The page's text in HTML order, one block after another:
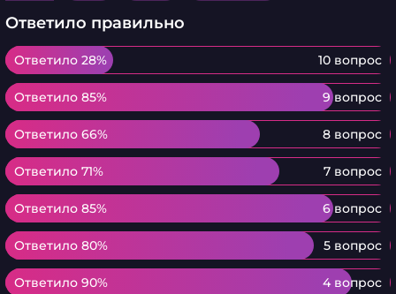
Ответило правильно
Ответило 28% 10 вопрос
Ответило 28%
Ответило 85% 9 вопрос
Ответило 85%
Ответило 66% 8 вопрос
Ответило 66%
Ответило 71% 7 вопрос
Ответило 71%
Ответило 85% 6 вопрос
Ответило 85%
Ответило 80% 5 вопрос
Ответило 80%
Ответило 90% 4 вопрос
Ответило 90%